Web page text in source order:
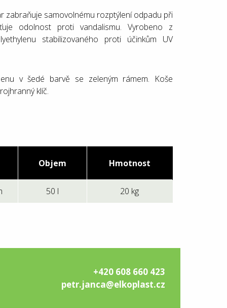
zabraňuje samovolnému rozptýlení odpadu při
odolnost proti vandalismu. Vyrobeno z
stabilizovaného proti účinkům UV
v šedé barvě se zeleným rámem. Koše
klíč.
Objem Hmotnost
50 l 20 kg
+420 608 660 423
petr.janca@elkoplast.cz